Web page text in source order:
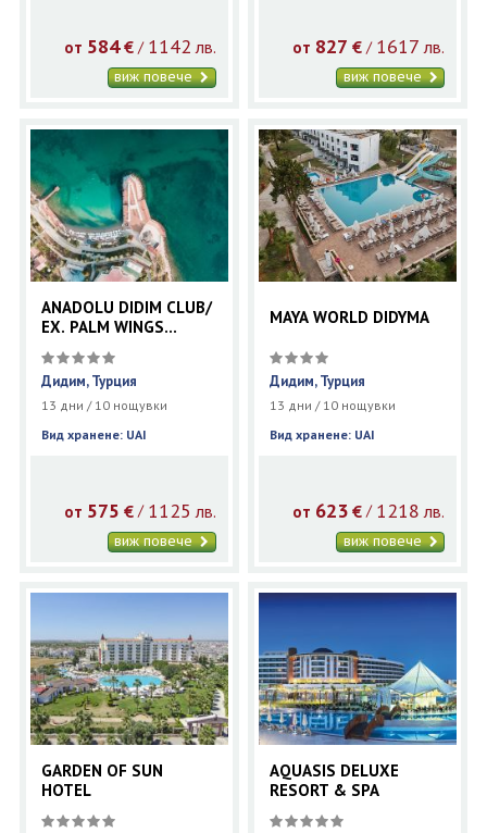
от 584 €/ 1142 лв.
виж повече
от 827 € / 1617 лв.
виж повече
ANADOLU DIDIM CLUB/
EX. PALM WINGS
Дидим, Турция
13 дни / 10 нощувки
Вид хранене: UAI
от 575 €/ 1125 лв.
виж повече
MAYA WORLD DIDYMA
Дидим, Турция
13 дни / 10 нощувки
Вид хранене: UAI
от 623 € / 1218 лв.
виж повече
GARDEN OF SUN
HOTEL
AQUASIS DELUXE
RESORT & SPA